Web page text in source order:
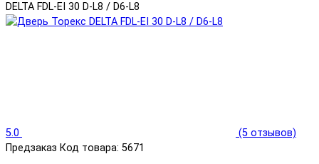
DELTA FDL-EI 30 D-L8 / D6-L8
5.0
(5 отзывов)
Предзаказ Код товара: 5671